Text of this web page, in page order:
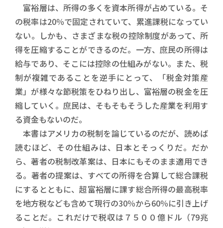
富裕層は、所得の多くを資本所得が占めている。そ
の税率は20％で固定されていて、累進課税になってい
ない。しかも、さまざまな税の控除制度があって、所
得を圧縮することができるのだ。一方、庶民の所得は
給与であり、そこには控除の仕組みがない。また、税
制が複雑であることを逆手にとって、「税金対策産
業」が様々な節税策をひねり出し、富裕層の税金を圧
縮していく。庶民は、そもそもそうした産業を利用す
る資金もないのだ。
本書はアメリカの税制を論じているのだが、読めば
読むほど、その仕組みは、日本とそっくりだ。だか
ら、著者の税制改革案は、日本にもそのまま適用でき
る。著者の提案は、すべての所得を合算して総合課税
にするとともに、超富裕層に課す総合所得の最高税率
を地方税なども含めて現行の30％から60％に引き上げ
ることだ。これだけで税収は７５００億ドル（79兆